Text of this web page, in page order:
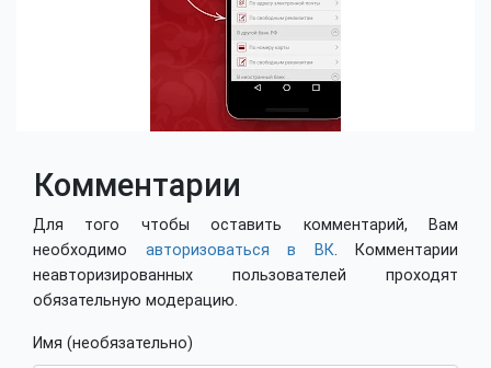
Комментарии
Для того чтобы оставить комментарий, Вам
необходимо авторизоваться в ВК. Комментарии
неавторизированных пользователей проходят
обязательную модерацию.
Имя (необязательно)